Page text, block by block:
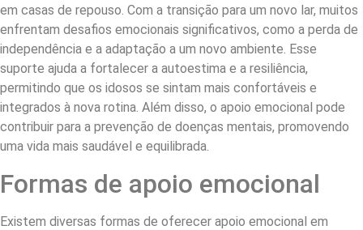
em casas de repouso. Com a transição para um novo lar, muitos
enfrentam desafios emocionais significativos, como a perda de
independência e a adaptação a um novo ambiente. Esse
suporte ajuda a fortalecer a autoestima e a resiliência,
permitindo que os idosos se sintam mais confortáveis e
integrados à nova rotina. Além disso, o apoio emocional pode
contribuir para a prevenção de doenças mentais, promovendo
uma vida mais saudável e equilibrada.
Formas de apoio emocional
Existem diversas formas de oferecer apoio emocional em